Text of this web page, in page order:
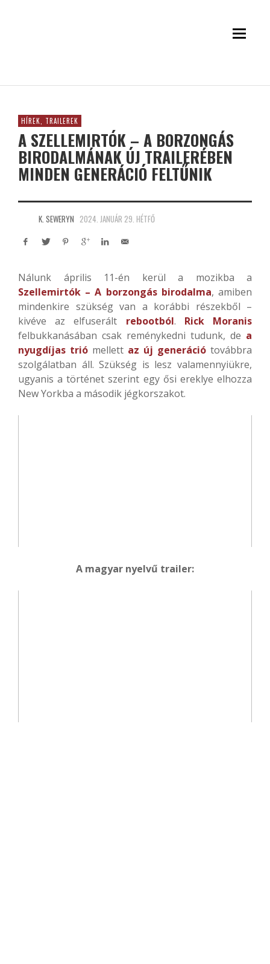
HÍREK, TRAILEREK
A SZELLEMIRTÓK – A BORZONGÁS
BIRODALMÁNAK ÚJ TRAILERÉBEN
MINDEN GENERÁCIÓ FELTŰNIK
K. SEWERYN 2024. JANUÁR 29. HÉTFŐ
Nálunk április 11-én kerül a mozikba a
Szellemirtók – A borzongás birodalma, amiben
mindenkire szükség van a korábbi részekből –
kivéve az elfuserált rebootból. Rick Moranis
felbukkanásában csak reménykedni tudunk, de a
nyugdíjas trió mellett az új generáció továbbra
szolgálatban áll. Szükség is lesz valamennyiükre,
ugyanis a történet szerint egy ősi ereklye elhozza
New Yorkba a második jégkorszakot.
A magyar nyelvű trailer: